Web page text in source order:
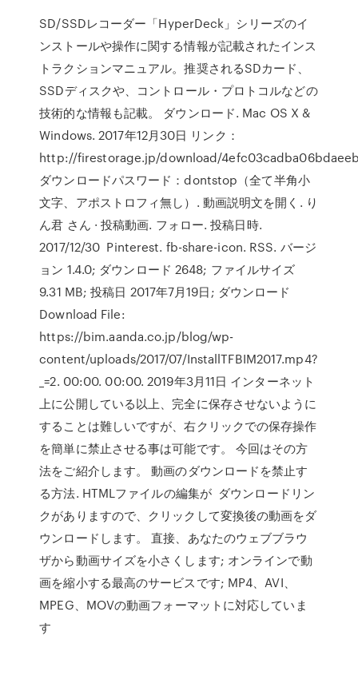
SD/SSDレコーダー「HyperDeck」シリーズのイ
ンストールや操作に関する情報が記載されたインス
トラクションマニュアル。推奨されるSDカード、
SSDディスクや、コントロール・プロトコルなどの
技術的な情報も記載。 ダウンロード. Mac OS X &
Windows. 2017年12月30日 リンク：
http://firestorage.jp/download/
ダウンロードパスワード：dontstop（全て半角小
文字、アポストロフィ無し）. 動画説明文を開く. り
ん君 さん · 投稿動画. フォロー. 投稿日時.
2017/12/30 Pinterest. fb-share-icon. RSS. バージ
ョン 1.4.0; ダウンロード 2648; ファイルサイズ
9.31 MB; 投稿日 2017年7月19日; ダウンロード
Download File:
https://bim.aanda.co.jp/blog/wp-
content/uploads/2017/07/InstallTFBIM2017.mp4?
_=2. 00:00. 00:00. 2019年3月11日 インターネット
上に公開している以上、完全に保存させないように
することは難しいですが、右クリックでの保存操作
を簡単に禁止させる事は可能です。 今回はその方
法をご紹介します。 動画のダウンロードを禁止す
る方法. HTMLファイルの編集が ダウンロードリン
クがありますので、クリックして変換後の動画をダ
ウンロードします。 直接、あなたのウェブブラウ
ザから動画サイズを小さくします; オンラインで動
画を縮小する最高のサービスです; MP4、AVI、
MPEG、MOVの動画フォーマットに対応していま
す